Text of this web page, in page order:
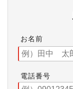
お名前
電話番号